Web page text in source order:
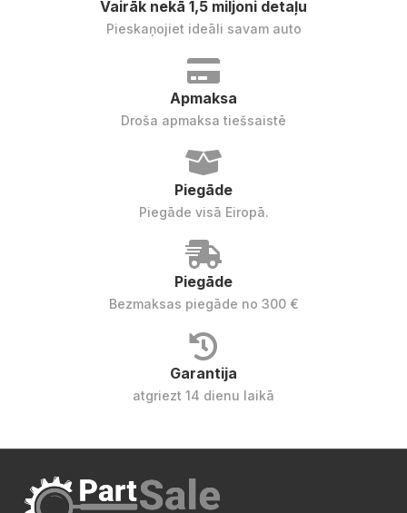
Vairāk nekā 1,5 miljoni detaļu
Pieskaņojiet ideāli savam auto
Apmaksa
Droša apmaksa tiešsaistē
Piegāde
Piegāde visā Eiropā.
Piegāde
Bezmaksas piegāde no 300 €
Garantija
atgriezt 14 dienu laikā